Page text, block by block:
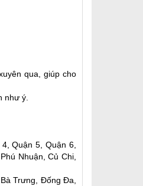
qua, giúp cho
như ý.
Quận 5, Quận 6,
Nhuận, Củ Chi,
Trưng, Đống Đa,